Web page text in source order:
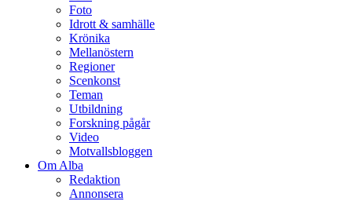
Foto
Idrott & samhälle
Krönika
Mellanöstern
Regioner
Scenkonst
Teman
Utbildning
Forskning pågår
Video
Motvallsbloggen
Om Alba
Redaktion
Annonsera